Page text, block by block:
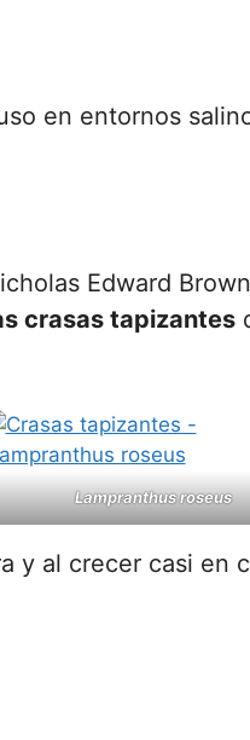
en entornos
Edward
crasas tapizantes
Lampranthus roseus
y al crecer casi en